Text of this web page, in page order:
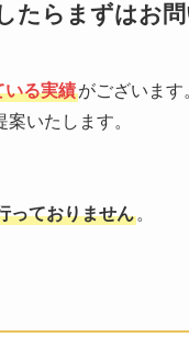
たらまずはお
いる実績がございます
いたします。
っておりません 。